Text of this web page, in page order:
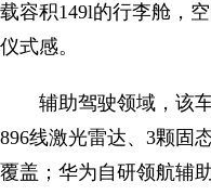
载容积149l的行李舱，
仪式感。
辅助驾驶领域，该
896线激光雷达、3颗固
覆盖；华为自研领航辅